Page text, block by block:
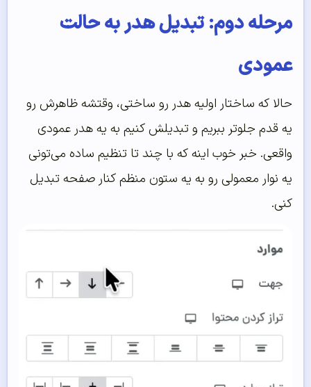
مرحله دوم: تبدیل هدر به حالت
عمودی
حالا که ساختار اولیه هدر رو ساختی، وقتشه ظاهرش رو
یه قدم جلوتر ببریم و تبدیلش کنیم به یه هدر عمودی
واقعی. خبر خوب اینه که با چند تا تنظیم ساده می‌تونی
یه نوار معمولی رو به یه ستون منظم کنار صفحه تبدیل
کنی.